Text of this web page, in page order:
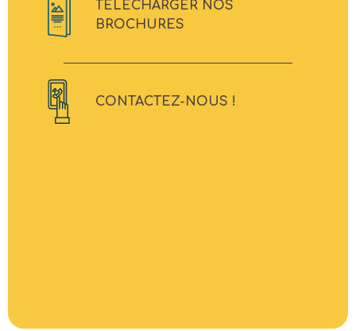
TÉLÉCHARGER NOS
BROCHURES
CONTACTEZ-NOUS !